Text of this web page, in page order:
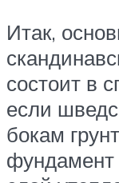
Итак,
состоит в
если
бокам